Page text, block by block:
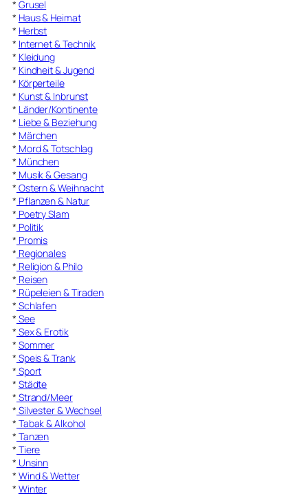
* Grusel
* Haus & Heimat
* Herbst
* Internet & Technik
* Kleidung
* Kindheit & Jugend
* Körperteile
* Kunst & Inbrunst
* Länder/Kontinente
* Liebe & Beziehung
* Märchen
* Mord & Totschlag
* München
* Musik & Gesang
* Ostern & Weihnacht
* Pflanzen & Natur
* Poetry Slam
* Politik
* Promis
* Regionales
* Religion & Philo
* Reisen
* Rüpeleien & Tiraden
* Schlafen
* See
* Sex & Erotik
* Sommer
* Speis & Trank
* Sport
* Städte
* Strand/Meer
* Silvester & Wechsel
* Tabak & Alkohol
* Tanzen
* Tiere
* Unsinn
* Wind & Wetter
* Winter